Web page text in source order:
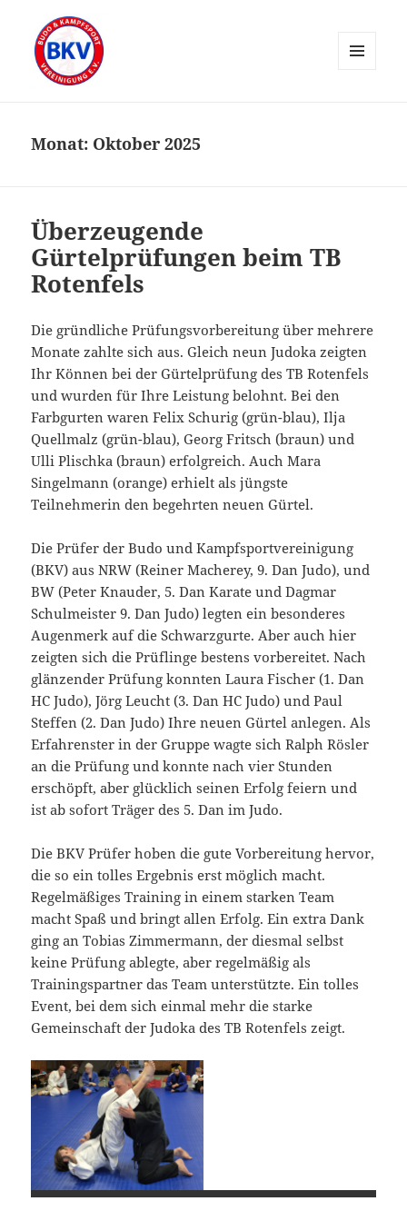
Monat: Oktober 2025
Überzeugende
Gürtelprüfungen beim TB
Rotenfels
Die gründliche Prüfungsvorbereitung über mehrere
Monate zahlte sich aus. Gleich neun Judoka zeigten
Ihr Können bei der Gürtelprüfung des TB Rotenfels
und wurden für Ihre Leistung belohnt. Bei den
Farbgurten waren Felix Schurig (grün-blau), Ilja
Quellmalz (grün-blau), Georg Fritsch (braun) und
Ulli Plischka (braun) erfolgreich. Auch Mara
Singelmann (orange) erhielt als jüngste
Teilnehmerin den begehrten neuen Gürtel.
Die Prüfer der Budo und Kampfsportvereinigung
(BKV) aus NRW (Reiner Macherey, 9. Dan Judo), und
BW (Peter Knauder, 5. Dan Karate und Dagmar
Schulmeister 9. Dan Judo) legten ein besonderes
Augenmerk auf die Schwarzgurte. Aber auch hier
zeigten sich die Prüflinge bestens vorbereitet. Nach
glänzender Prüfung konnten Laura Fischer (1. Dan
HC Judo), Jörg Leucht (3. Dan HC Judo) und Paul
Steffen (2. Dan Judo) Ihre neuen Gürtel anlegen. Als
Erfahrenster in der Gruppe wagte sich Ralph Rösler
an die Prüfung und konnte nach vier Stunden
erschöpft, aber glücklich seinen Erfolg feiern und
ist ab sofort Träger des 5. Dan im Judo.
Die BKV Prüfer hoben die gute Vorbereitung hervor,
die so ein tolles Ergebnis erst möglich macht.
Regelmäßiges Training in einem starken Team
macht Spaß und bringt allen Erfolg. Ein extra Dank
ging an Tobias Zimmermann, der diesmal selbst
keine Prüfung ablegte, aber regelmäßig als
Trainingspartner das Team unterstützte. Ein tolles
Event, bei dem sich einmal mehr die starke
Gemeinschaft der Judoka des TB Rotenfels zeigt.